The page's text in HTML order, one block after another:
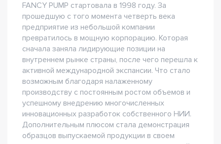
FANCY PUMP стартовала в 1998 году. За
прошедшую с того момента четверть века
предприятие из небольшой компании
превратилось в мощную корпорацию. Которая
сначала заняла лидирующие позиции на
внутреннем рынке страны, после чего перешла к
активной международной экспансии. Что стало
возможным благодаря налаженному
производству с постоянным ростом объемов и
успешному внедрению многочисленных
инновационных разработок собственного НИИ.
Дополнительным плюсом стала демонстрация
образцов выпускаемой продукции в своем